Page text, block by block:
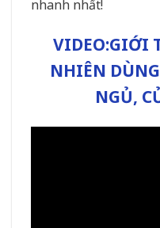
nhanh nhất!
VIDEO:GIỚI
NHIÊN
NGỦ,